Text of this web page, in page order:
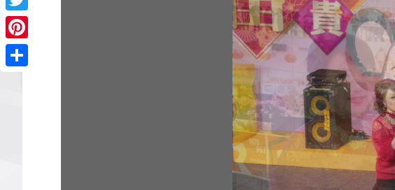
Twitter
Pinterest